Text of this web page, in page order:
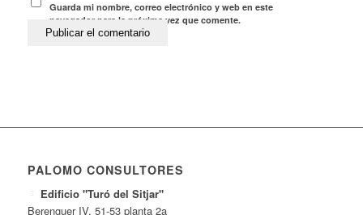
Guarda mi nombre, correo electrónico y web en este
navegador para la próxima vez que comente.
PALOMO CONSULTORES
Edificio "Turó del Sitjar"
Berenguer IV, 51-53 planta 2a